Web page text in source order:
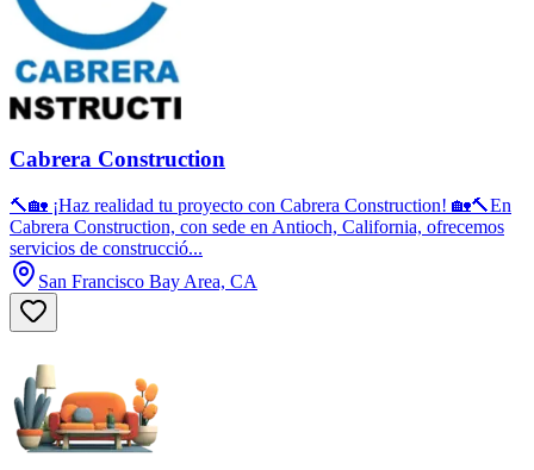
Cabrera Construction
🔨🏡 ¡Haz realidad tu proyecto con Cabrera Construction! 🏡🔨En
Cabrera Construction, con sede en Antioch, California, ofrecemos
servicios de construcció...
San Francisco Bay Area, CA